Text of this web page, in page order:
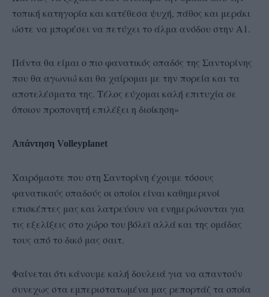
τοπική κατηγορία και κατέθεσα ψυχή, πάθος και μεράκι
ώστε να μπορέσει να πετύχει το άλμα ανόδου στην Α1.
Πάντα θα είμαι ο πιο φανατικός οπαδός της Σαντορίνης
που θα αγωνιώ και θα χαίρομαι με την πορεία και τα
αποτελέσματα της. Τέλος εύχομαι καλή επιτυχία σε
όποιον προπονητή επιλέξει η διοίκηση»
Απάντηση Volleyplanet
Χαιρόμαστε που στη Σαντορίνη έχουμε τόσους
φανατικούς οπαδούς οι οποίοι είναι καθημερινοί
επισκέπτες μας και λατρεύουν να ενημερώνονται για
τις εξελίξεις στο χώρο του βόλεϊ αλλά και της ομάδας
τους από το δικό μας σαιτ.
Φαίνεται ότι κάνουμε καλή δουλειά για να απαντούν
συνεχως στα εμπεριστατωμένα μας ρεπορτάζ τα οποία